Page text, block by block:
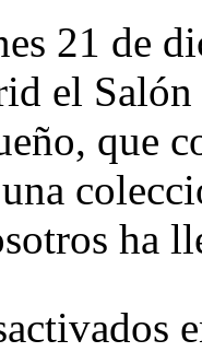
21 de
el
que
ha